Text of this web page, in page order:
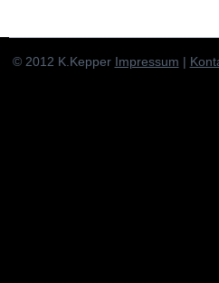
© 2012 K.Kepper Impressum |